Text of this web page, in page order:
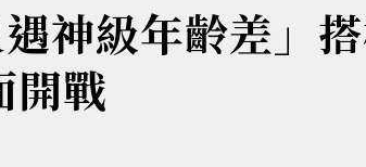
神級年齡差」
開戰